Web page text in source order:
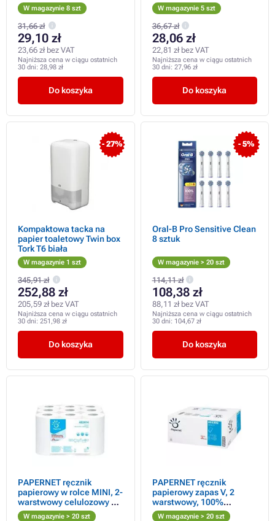
W magazynie 8 szt
31,66 zł
29,10 zł
23,66 zł bez VAT
Najniższa cena w ciągu ostatnich
30 dni: 28,98 zł
Do koszyka
W magazynie 5 szt
36,67 zł
28,06 zł
22,81 zł bez VAT
Najniższa cena w ciągu ostatnich
30 dni: 27,96 zł
Do koszyka
- 27%
Kompaktowa tacka na
papier toaletowy Twin box
Tork T6 biała
W magazynie 1 szt
345,91 zł
252,88 zł
205,59 zł bez VAT
Najniższa cena w ciągu ostatnich
30 dni: 251,98 zł
Do koszyka
- 5%
Oral-B Pro Sensitive Clean
8 sztuk
W magazynie > 20 szt
114,11 zł
108,38 zł
88,11 zł bez VAT
Najniższa cena w ciągu ostatnich
30 dni: 104,67 zł
Do koszyka
PAPERNET ręcznik
papierowy w rolce MINI, 2-
warstwowy celulozowy 50
m rolka
W magazynie > 20 szt
PAPERNET ręcznik
papierowy zapas V, 2
warstwowy, 100%
celulozy, biały 3150 szt.
W magazynie > 20 szt